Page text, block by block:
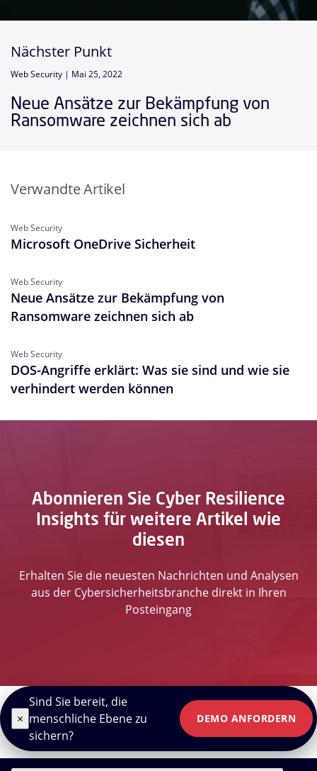
Nächster Punkt
Web Security | Mai 25, 2022
Neue Ansätze zur Bekämpfung von
Ransomware zeichnen sich ab
Verwandte Artikel
Web Security
Microsoft OneDrive Sicherheit
Web Security
Neue Ansätze zur Bekämpfung von
Ransomware zeichnen sich ab
Web Security
DOS-Angriffe erklärt: Was sie sind und wie sie
verhindert werden können
Abonnieren Sie Cyber Resilience
Insights für weitere Artikel wie
diesen
Erhalten Sie die neuesten Nachrichten und Analysen
aus der Cybersicherheitsbranche direkt in Ihren
Posteingang
×
Sind Sie bereit, die
menschliche Ebene zu
sichern?
DEMO ANFORDERN